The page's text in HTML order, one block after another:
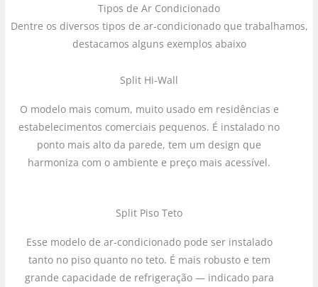
Tipos de Ar Condicionado
Dentre os diversos tipos de ar-condicionado que trabalhamos,
destacamos alguns exemplos abaixo
Split Hi-Wall
O modelo mais comum, muito usado em residências e
estabelecimentos comerciais pequenos. É instalado no
ponto mais alto da parede, tem um design que
harmoniza com o ambiente e preço mais acessível.
Split Piso Teto
Esse modelo de ar-condicionado pode ser instalado
tanto no piso quanto no teto. É mais robusto e tem
grande capacidade de refrigeração — indicado para